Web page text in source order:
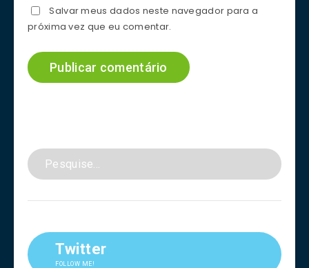
Salvar meus dados neste navegador para a
próxima vez que eu comentar.
Twitter
FOLLOW ME!